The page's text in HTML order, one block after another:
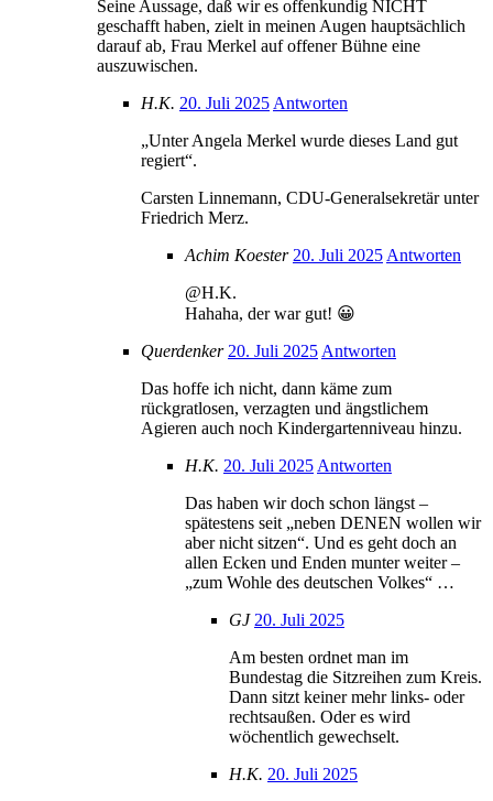
Seine Aussage, daß wir es offenkundig NICHT
geschafft haben, zielt in meinen Augen hauptsächlich
darauf ab, Frau Merkel auf offener Bühne eine
auszuwischen.
H.K. 20. Juli 2025 Antworten
„Unter Angela Merkel wurde dieses Land gut
regiert“.
Carsten Linnemann, CDU-Generalsekretär unter
Friedrich Merz.
Achim Koester 20. Juli 2025 Antworten
@H.K.
Hahaha, der war gut! 😀
Querdenker 20. Juli 2025 Antworten
Das hoffe ich nicht, dann käme zum
rückgratlosen, verzagten und ängstlichem
Agieren auch noch Kindergartenniveau hinzu.
H.K. 20. Juli 2025 Antworten
Das haben wir doch schon längst –
spätestens seit „neben DENEN wollen wir
aber nicht sitzen“. Und es geht doch an
allen Ecken und Enden munter weiter –
„zum Wohle des deutschen Volkes“ …
GJ 20. Juli 2025
Am besten ordnet man im
Bundestag die Sitzreihen zum Kreis.
Dann sitzt keiner mehr links- oder
rechtsaußen. Oder es wird
wöchentlich gewechselt.
H.K. 20. Juli 2025